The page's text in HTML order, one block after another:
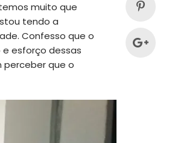
muito que
tendo a
Confesso que o
esforço dessas
perceber que o